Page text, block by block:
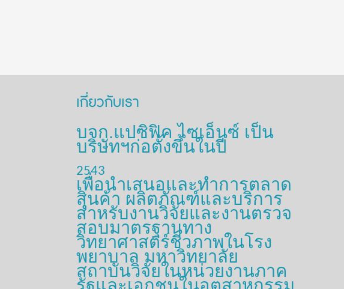
เกี่ยวกับเรา
บจก.แปซิฟิค ไซเอ็นซ์ เป็น
บริษัทฯก่อตั้งขึ้นในปี
2543
เพื่อนำเสนอและทำการตลาด
สินค้า ผลิตภัณฑ์และบริการ
สำหรับงานวิจัยและงานตรวจ
สอบมาตรฐานทาง
วิทยาศาสตร์ชีวภาพในโรง
พยาบาล มหาวิทยาลัย
สถาบันวิจัยในหน่วยงานภาค